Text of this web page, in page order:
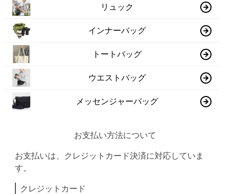
リュック
インナーバッグ
トートバッグ
ウエストバッグ
メッセンジャーバッグ
お支払い方法について
お支払いは、クレジットカード決済に対応していま
す。
クレジットカード